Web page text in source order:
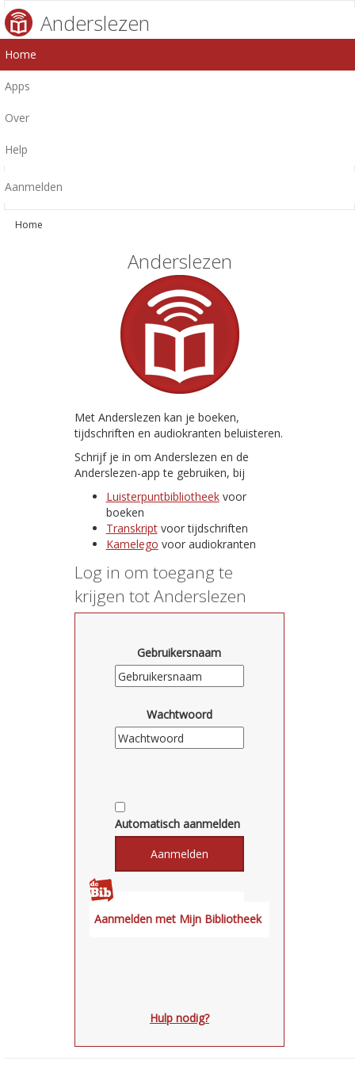
Anderslezen
Home
Apps
Over
Help
Aanmelden
Home
Anderslezen
Met Anderslezen kan je boeken,
tijdschriften en audiokranten beluisteren.
Schrijf je in om Anderslezen en de
Anderslezen-app te gebruiken, bij
Luisterpuntbibliotheekvoor
boeken
Transkriptvoor tijdschriften
Kamelego voor audiokranten
Log in om toegang te
krijgen tot Anderslezen
Gebruikersnaam
Wachtwoord
Automatisch aanmelden
Hulp nodig?